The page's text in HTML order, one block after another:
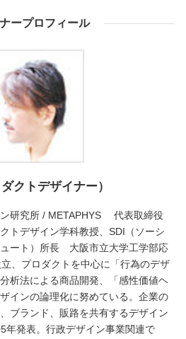
ープロフィール
クトデザイナー）
研究所 / METAPHYS 代表取締役
トデザイン学科教授、SDI（ソーシ
ート）所長 大阪市立大学工学部応
、プロダクトを中心に「行為のデザ
析法による商品開発、「感性価値ヘ
インの論理化に努めている。企業の
ブランド、販路を共有するデザイン
年発表。行政デザイン事業関連で